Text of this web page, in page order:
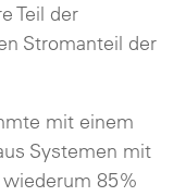
Teil der
Stromanteil der
mit einem
Systemen mit
85%